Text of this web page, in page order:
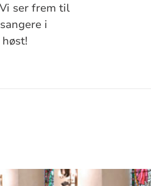
ser frem til
i